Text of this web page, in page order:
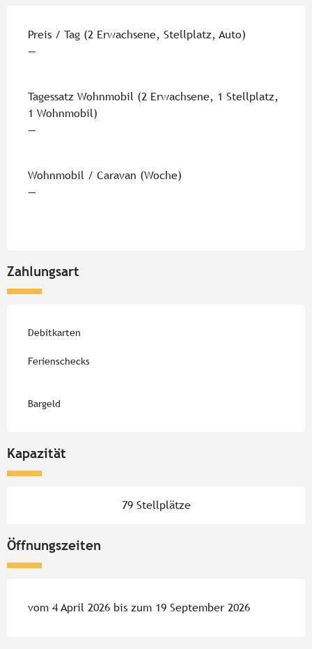
Preise 2026
Preis / Tag (2 Erwachsene, Stellplatz, Auto)
—
Tagessatz Wohnmobil (2 Erwachsene, 1 Stellplatz,
1 Wohnmobil)
—
Wohnmobil / Caravan (Woche)
—
Zahlungsart
Debitkarten
Ferienschecks
Bargeld
Kapazität
79 Stellplätze
Öffnungszeiten
vom 4 April 2026 bis zum 19 September 2026